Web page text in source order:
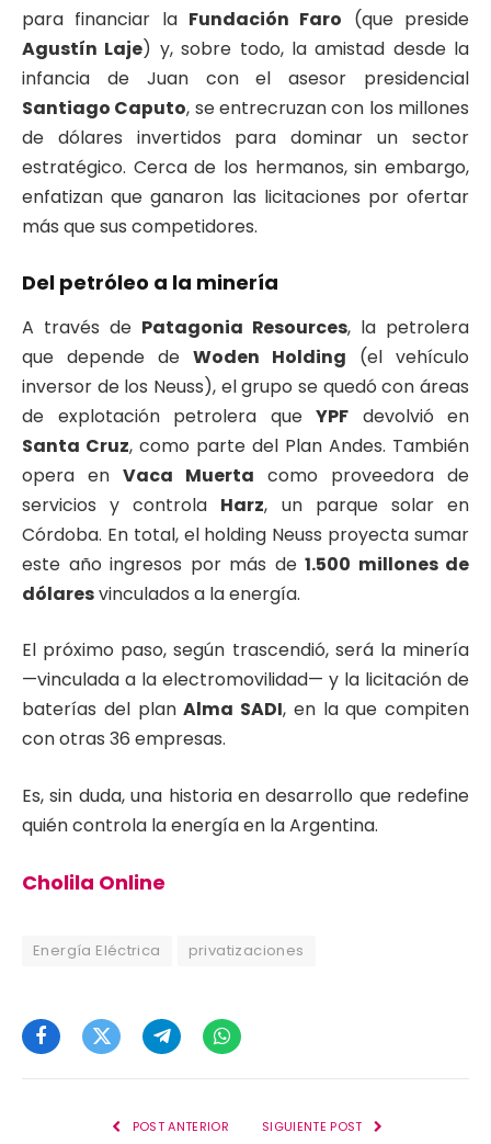
para financiar la Fundación Faro (que preside
Agustín Laje) y, sobre todo, la amistad desde la
infancia de Juan con el asesor presidencial
Santiago Caputo, se entrecruzan con los millones
de dólares invertidos para dominar un sector
estratégico. Cerca de los hermanos, sin embargo,
enfatizan que ganaron las licitaciones por ofertar
más que sus competidores.
Del petróleo a la minería
A través de Patagonia Resources, la petrolera
que depende de Woden Holding (el vehículo
inversor de los Neuss), el grupo se quedó con áreas
de explotación petrolera que YPF devolvió en
Santa Cruz, como parte del Plan Andes. También
opera en Vaca Muerta como proveedora de
servicios y controla Harz, un parque solar en
Córdoba. En total, el holding Neuss proyecta sumar
este año ingresos por más de 1.500 millones de
dólaresvinculados a la energía.
El próximo paso, según trascendió, será la minería
—vinculada a la electromovilidad— y la licitación de
baterías del planAlma SADI, en la que compiten
con otras 36 empresas.
Es, sin duda, una historia en desarrollo que redefine
quién controla la energía en la Argentina.
Cholila Online
Energía Eléctrica privatizaciones
FacebookTwitterTelegramWhatsApp
POST ANTERIOR SIGUIENTE POST